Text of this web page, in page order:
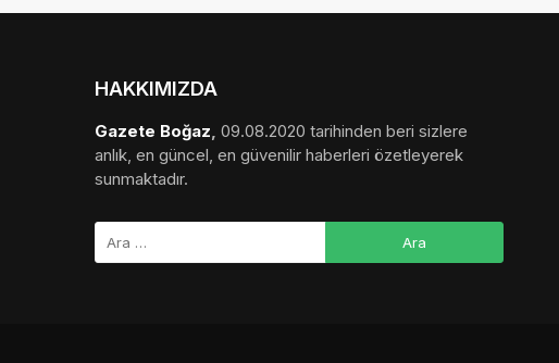
HAKKIMIZDA
Gazete Boğaz, 09.08.2020 tarihinden beri sizlere
anlık, en güncel, en güvenilir haberleri özetleyerek
sunmaktadır.